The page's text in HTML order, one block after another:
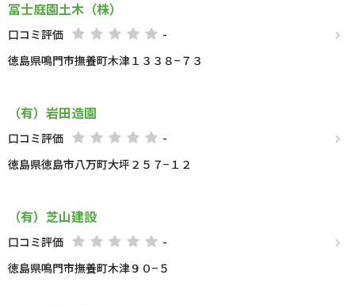
冨士庭園土木（株）
口コミ評価
-
徳島県鳴門市撫養町木津１３３８−７３
（有）岩田造園
口コミ評価
-
徳島県徳島市八万町大坪２５７−１２
（有）芝山建設
口コミ評価
-
徳島県鳴門市撫養町木津９０−５